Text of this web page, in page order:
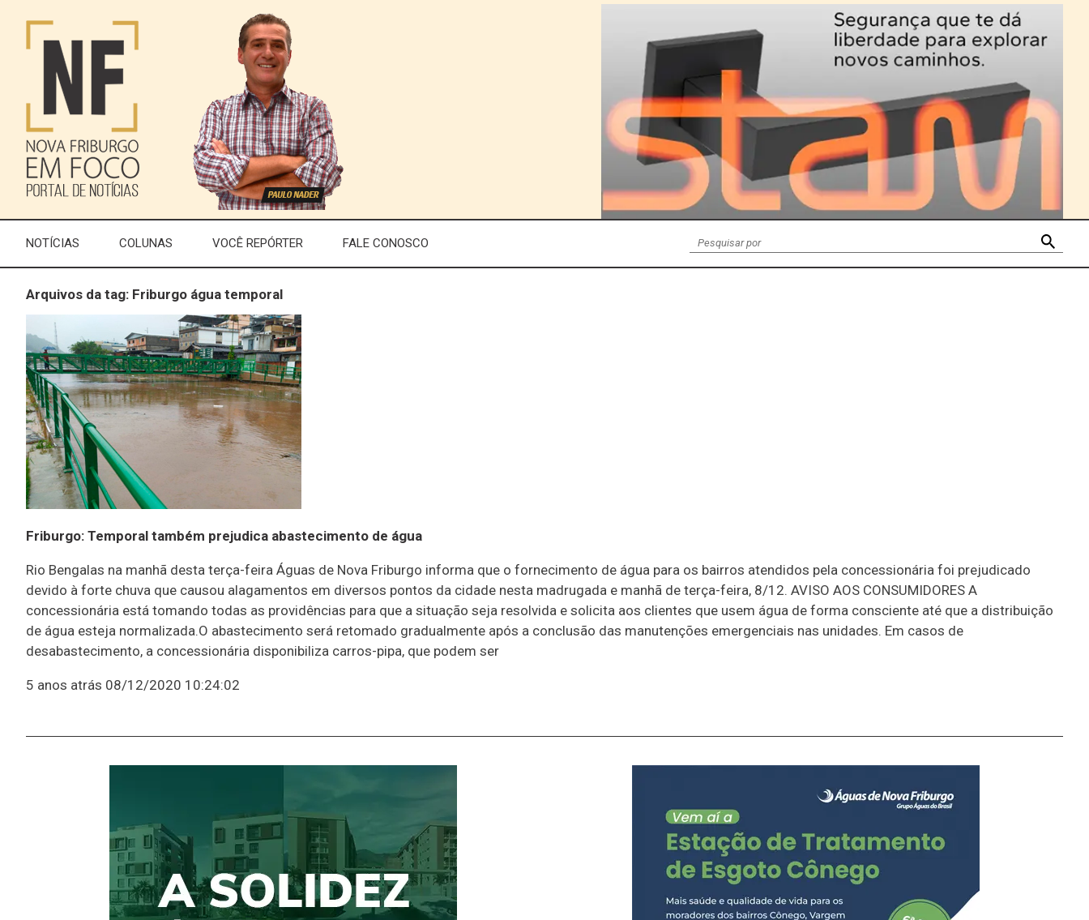
NOTÍCIAS COLUNAS VOCÊ REPÓRTER FALE CONOSCO
Arquivos da tag: Friburgo água temporal
Friburgo: Temporal também prejudica abastecimento de água
Rio Bengalas na manhã desta terça-feira Águas de Nova Friburgo informa que o fornecimento de água para os bairros atendidos pela concessionária foi prejudicado
devido à forte chuva que causou alagamentos em diversos pontos da cidade nesta madrugada e manhã de terça-feira, 8/12. AVISO AOS CONSUMIDORES A
concessionária está tomando todas as providências para que a situação seja resolvida e solicita aos clientes que usem água de forma consciente até que a distribuição
de água esteja normalizada.O abastecimento será retomado gradualmente após a conclusão das manutenções emergenciais nas unidades. Em casos de
desabastecimento, a concessionária disponibiliza carros-pipa, que podem ser
5 anos atrás 08/12/2020 10:24:02